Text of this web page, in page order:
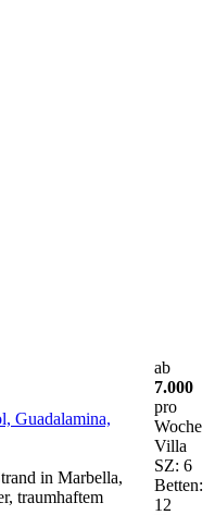
Guadalamina,
in Marbella,
traumhaftem
ab
7.000
pro
Woche
Villa
SZ: 6
Betten:
12